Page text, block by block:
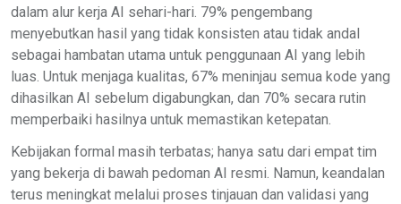
dalam alur kerja AI sehari-hari. 79% pengembang
menyebutkan hasil yang tidak konsisten atau tidak andal
sebagai hambatan utama untuk penggunaan AI yang lebih
luas. Untuk menjaga kualitas, 67% meninjau semua kode yang
dihasilkan AI sebelum digabungkan, dan 70% secara rutin
memperbaiki hasilnya untuk memastikan ketepatan.
Kebijakan formal masih terbatas; hanya satu dari empat tim
yang bekerja di bawah pedoman AI resmi. Namun, keandalan
terus meningkat melalui proses tinjauan dan validasi yang